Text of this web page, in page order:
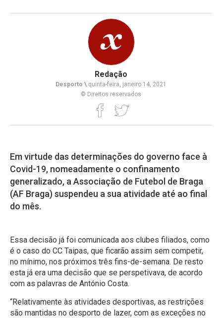
Redação
Desporto \ quinta-feira, janeiro 14, 2021
© Direitos reservados
Em virtude das determinações do governo face à
Covid-19, nomeadamente o confinamento
generalizado, a Associação de Futebol de Braga
(AF Braga) suspendeu a sua atividade até ao final
do mês.
Essa decisão já foi comunicada aos clubes filiados, como
é o caso do CC Taipas, que ficarão assim sem competir,
no mínimo, nos próximos três fins-de-semana. De resto
esta já era uma decisão que se perspetivava, de acordo
com as palavras de António Costa.
“Relativamente às atividades desportivas, as restrições
são mantidas no desporto de lazer, com as exceções no